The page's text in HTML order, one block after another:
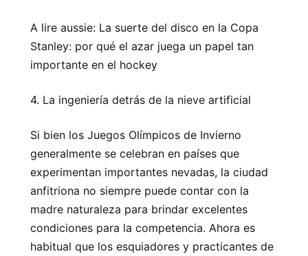
A lire aussie: La suerte del disco en la Copa
Stanley: por qué el azar juega un papel tan
importante en el hockey
4. La ingeniería detrás de la nieve artificial
Si bien los Juegos Olímpicos de Invierno
generalmente se celebran en países que
experimentan importantes nevadas, la ciudad
anfitriona no siempre puede contar con la
madre naturaleza para brindar excelentes
condiciones para la competencia. Ahora es
habitual que los esquiadores y practicantes de